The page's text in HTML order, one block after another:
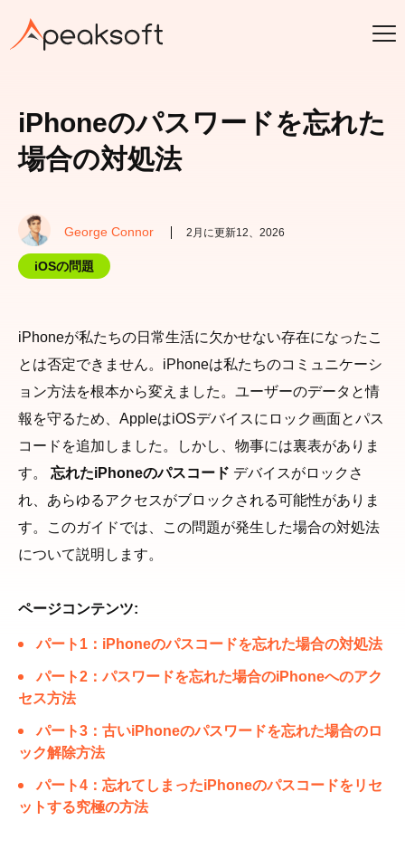
iPhoneのパスワードを忘れた
場合の対処法
George Connor 2月に更新12、2026
iOSの問題
iPhoneが私たちの日常生活に欠かせない存在になったこ
とは否定できません。iPhoneは私たちのコミュニケーシ
ョン方法を根本から変えました。ユーザーのデータと情
報を守るため、AppleはiOSデバイスにロック画面とパス
コードを追加しました。しかし、物事には裏表がありま
す。 忘れたiPhoneのパスコード デバイスがロックさ
れ、あらゆるアクセスがブロックされる可能性がありま
す。このガイドでは、この問題が発生した場合の対処法
について説明します。
ページコンテンツ:
パート1：iPhoneのパスコードを忘れた場合の対処法
パート2：パスワードを忘れた場合のiPhoneへのアク
セス方法
パート3：古いiPhoneのパスワードを忘れた場合のロ
ック解除方法
パート4：忘れてしまったiPhoneのパスコードをリセ
ットする究極の方法